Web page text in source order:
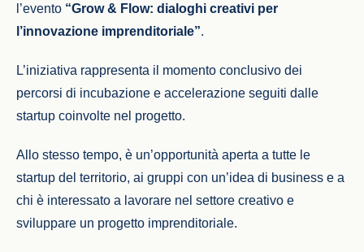
l’evento “Grow & Flow: dialoghi creativi per
l’innovazione imprenditoriale”.
L’iniziativa rappresenta il momento conclusivo dei
percorsi di incubazione e accelerazione seguiti dalle
startup coinvolte nel progetto.
Allo stesso tempo, è un’opportunità aperta a tutte le
startup del territorio, ai gruppi con un’idea di business e a
chi è interessato a lavorare nel settore creativo e
sviluppare un progetto imprenditoriale.